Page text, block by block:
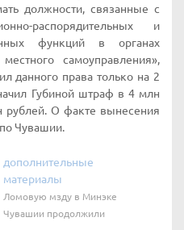
должности, связанные с
распорядительных и
функций в органах
самоуправления»,
данного права только на 2
Губиной штраф в 4 млн
рублей. О факте вынесения
Чувашии.
дополнительные
материалы
Ломовую мзду в Минэке
Чувашии продолжили